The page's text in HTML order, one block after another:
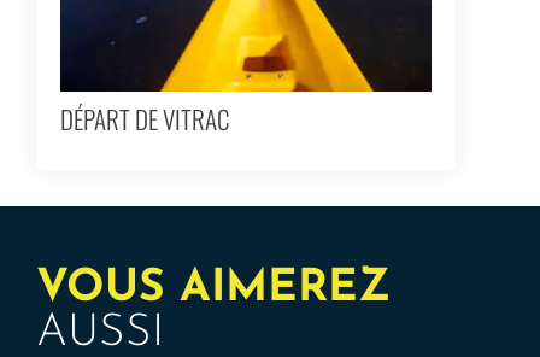
DÉPART DE VITRAC
VOUS AIMEREZ
AUSSI